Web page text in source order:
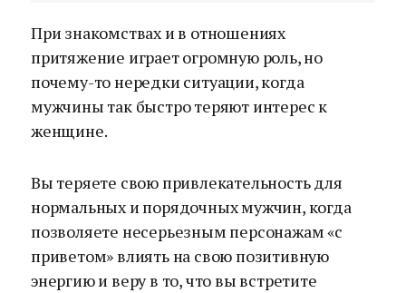
При знакомствах и в отношениях
притяжение играет огромную роль, но
почему-то нередки ситуации, когда
мужчины так быстро теряют интерес к
женщине.
Вы теряете свою привлекательность для
нормальных и порядочных мужчин, когда
позволяете несерьезным персонажам «с
приветом» влиять на свою позитивную
энергию и веру в то, что вы встретите